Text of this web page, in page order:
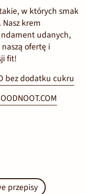
przepisy
w których smak
krem
udanych,
ofertę i
fit!
bezdodatku cukru